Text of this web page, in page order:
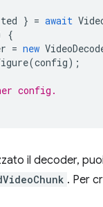
} = await
{
= new
(config);
config.
il decoder,
. Per